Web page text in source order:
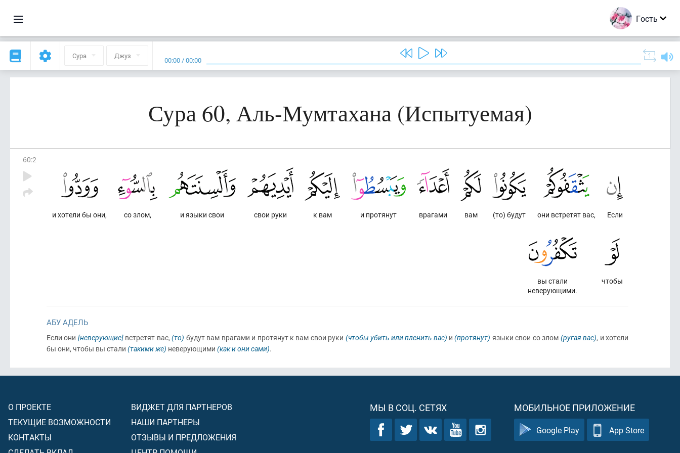
Гость
Сура Джуз 00:00 /00:00
Сура 60, Аль-Мумтахана (Испытуемая)
60:2
Если
они встретят вас,
(то) будут
вам
врагами
и протянут
к вам
свои руки
и языки свои
со злом,
и хотели бы они,
чтобы
вы стали
неверующими.
АБУ АДЕЛЬ
Если они [неверующие]встретят вас,(то) будут вам врагами и протянут к вам свои руки (чтобы убить или пленить вас) и(протянут) языки свои со злом (ругая вас), и хотели
бы они, чтобы вы стали (такими же) неверующими (как и они сами).
О ПРОЕКТЕ
ТЕКУЩИЕ ВОЗМОЖНОСТИ
КОНТАКТЫ
ВИДЖЕТ ДЛЯ ПАРТНЕРОВ
НАШИ ПАРТНЕРЫ
ОТЗЫВЫ И ПРЕДЛОЖЕНИЯ
МЫ В СОЦ. СЕТЯХ МОБИЛЬНОЕ ПРИЛОЖЕНИЕ
Google Play App Store